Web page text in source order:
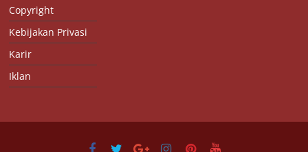
Copyright
Kebijakan Privasi
Karir
Iklan